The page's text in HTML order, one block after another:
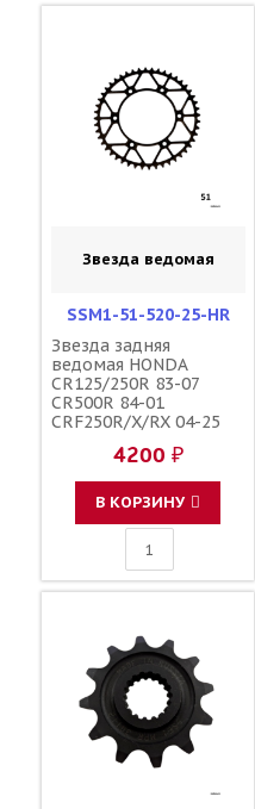
Звезда ведомая
SSM1-51-520-25-HR
Звезда задняя
ведомая HONDA
CR125/250R 83-07
CR500R 84-01
CRF250R/X/RX 04-25
зубов 51 / MRP JTR210
1-3559-51
4200 ₽
В КОРЗИНУ